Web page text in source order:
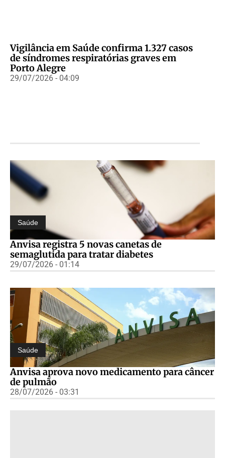
Vigilância em Saúde confirma 1.327 casos
de síndromes respiratórias graves em
Porto Alegre
29/07/2026 - 04:09
Saúde
Anvisa registra 5 novas canetas de
semaglutida para tratar diabetes
29/07/2026 - 01:14
Saúde
Anvisa aprova novo medicamento para câncer
de pulmão
28/07/2026 - 03:31